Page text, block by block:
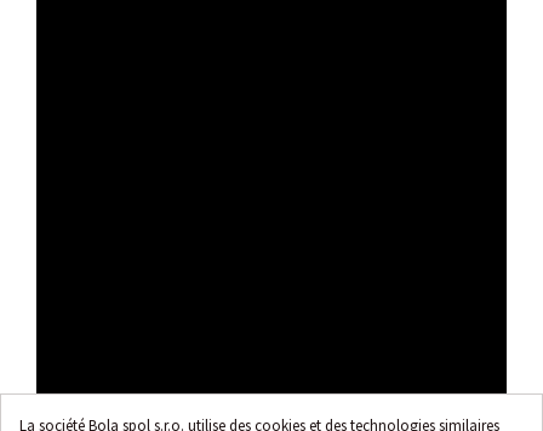
La société Bola spol s.r.o. utilise des cookies et des technologies similaires